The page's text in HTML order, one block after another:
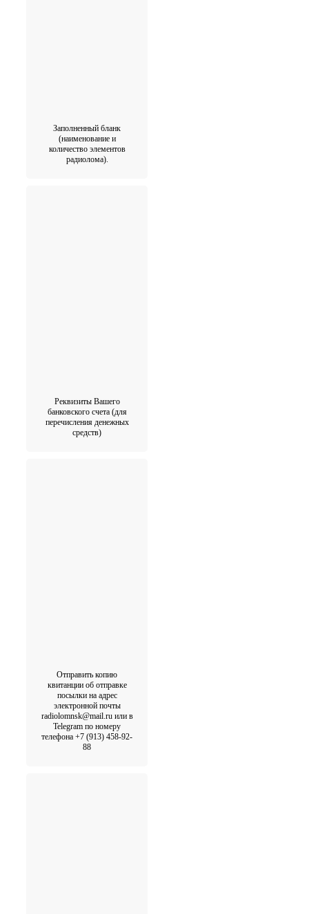
Заполненный бланк
(наименование и
количество элементов
радиолома).
Реквизиты Вашего
банковского счета (для
перечисления денежных
средств)
Отправить копию
квитанции об отправке
посылки на адрес
электронной почты
radiolomnsk@mail.ru или в
Telegram по номеру
телефона +7 (913) 458-92-
88